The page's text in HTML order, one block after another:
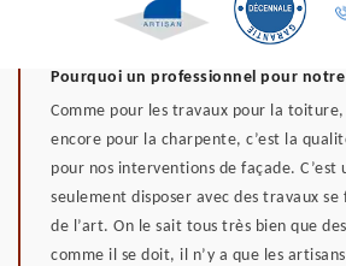
Pourquoi un professionnel pour
Comme pour les travaux pour la
encore pour la charpente, c’est la
pour nos interventions de façade. C’est
seulement disposer avec des travaux se
de l’art. On le sait tous très bien que
comme il se doit, il n’y a que les